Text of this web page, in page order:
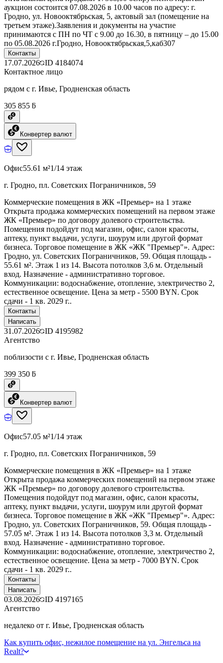
аукцион состоится 07.08.2026 в 10.00 часов по адресу: г.
Гродно, ул. Новооктябрьская, 5, актовый зал (помещение на
третьем этаже).Заявления и документы на участие
принимаются с ПН по ЧТ с 9.00 до 16.30, в пятницу – до 15.00
по 05.08.2026 г.Гродно, Новооктябрьская,5,каб307
Контакты
17.07.2026 ID 4184074
Контактное лицо
рядом с г. Ивье, Гродненская область
305 855 ƃ
Конвертер валют
Офис55.61 м²1/14 этаж
г. Гродно, пл. Советских Пограничников, 59
Коммерческие помещения в ЖК «Премьер» на 1 этаже
Открыта продажа коммерческих помещений на первом этаже
ЖК «Премьер» по договору долевого строительства.
Помещения подойдут под магазин, офис, салон красоты,
аптеку, пункт выдачи, услуги, шоурум или другой формат
бизнеса. Торговое помещение в ЖК «ЖК "Премьер"». Адрес:
Гродно, ул. Советских Пограничников, 59. Общая площадь -
55.61 м². Этаж 1 из 14. Высота потолков 3,6 м. Отдельный
вход. Назначение - административно торговое.
Коммуникации: водоснабжение, отопление, электричество 2,
естественное освещение. Цена за метр - 5500 BYN. Срок
сдачи - 1 кв. 2029 г..
Контакты
Написать
31.07.2026 ID 4195982
Агентство
поблизости с г. Ивье, Гродненская область
399 350 ƃ
Конвертер валют
Офис57.05 м²1/14 этаж
г. Гродно, пл. Советских Пограничников, 59
Коммерческие помещения в ЖК «Премьер» на 1 этаже
Открыта продажа коммерческих помещений на первом этаже
ЖК «Премьер» по договору долевого строительства.
Помещения подойдут под магазин, офис, салон красоты,
аптеку, пункт выдачи, услуги, шоурум или другой формат
бизнеса. Торговое помещение в ЖК «ЖК "Премьер"». Адрес:
Гродно, ул. Советских Пограничников, 59. Общая площадь -
57.05 м². Этаж 1 из 14. Высота потолков 3,3 м. Отдельный
вход. Назначение - административно торговое.
Коммуникации: водоснабжение, отопление, электричество 2,
естественное освещение. Цена за метр - 7000 BYN. Срок
сдачи - 1 кв. 2029 г..
Контакты
Написать
03.08.2026 ID 4197165
Агентство
недалеко от г. Ивье, Гродненская область
Как купить офис, нежилое помещение на ул. Энгельса на
Realt?